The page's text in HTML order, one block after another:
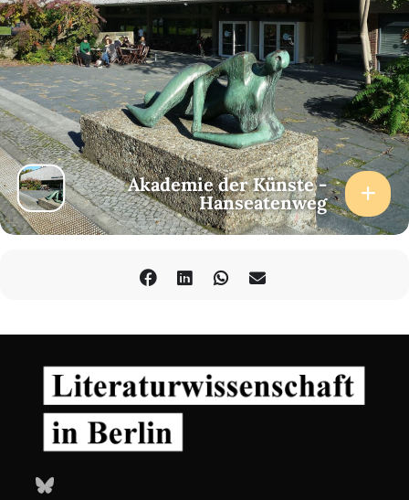
Akademie der Künste -
Hanseatenweg
Bluesky